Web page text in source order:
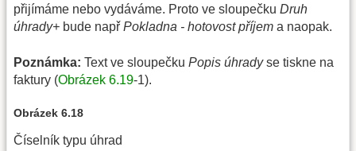
přijímáme nebo vydáváme. Proto ve sloupečku Druh
úhrady+ bude např Pokladna - hotovost příjem a naopak.
Poznámka: Text ve sloupečku Popis úhradyse tiskne na
faktury (Obrázek 6.19-1).
Obrázek 6.18
Číselník typu úhrad